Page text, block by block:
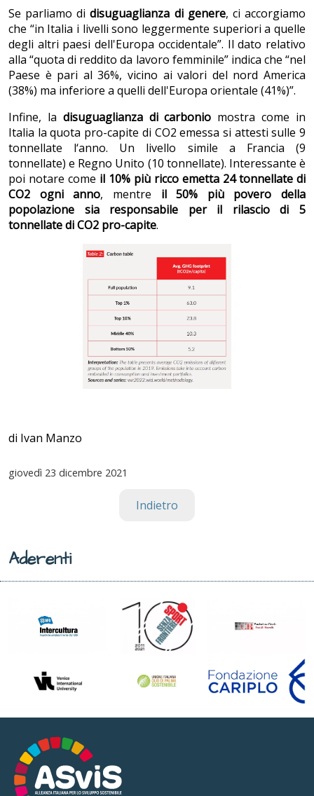
Se parliamo didisuguaglianza di genere, ci accorgiamo
che “in Italia i livelli sono leggermente superiori a quelle
degli altri paesi dell'Europa occidentale”. Il dato relativo
alla “quota di reddito da lavoro femminile” indica che “nel
Paese è pari al 36%, vicino ai valori del nord America
(38%) ma inferiore a quelli dell'Europa orientale (41%)”.
Infine, la disuguaglianza di carbonio mostra come in
Italia la quota pro-capite di CO2 emessa si attesti sulle 9
tonnellate l‘anno. Un livello simile a Francia (9
tonnellate) e Regno Unito (10 tonnellate). Interessante è
poi notare come il 10% più ricco emetta 24 tonnellate di
CO2 ogni anno, mentre il 50% più povero della
popolazione sia responsabile per il rilascio di 5
tonnellate di CO2 pro-capite.
di Ivan Manzo
giovedì 23 dicembre 2021
Indietro
Aderenti